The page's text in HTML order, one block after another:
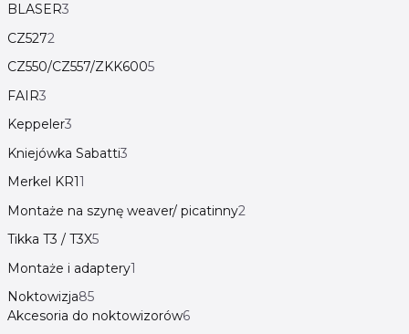
BLASER3
CZ5272
CZ550/CZ557/ZKK6005
FAIR3
Keppeler3
Kniejówka Sabatti3
Merkel KR11
Montaże na szynę weaver/ picatinny2
Tikka T3 / T3X5
Montaże i adaptery1
Noktowizja85
Akcesoria do noktowizorów6